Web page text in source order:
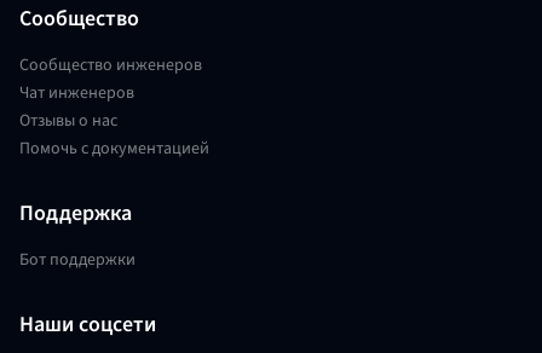
Сообщество
Сообщество инженеров
Чат инженеров
Отзывы о нас
Помочь с документацией
Поддержка
Бот поддержки
Наши соцсети